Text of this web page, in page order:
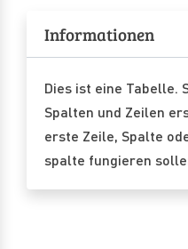
Informationen
Dies ist eine Tabelle.
Spalten und Zeilen
erste Zeile, Spalte
spalte fungieren